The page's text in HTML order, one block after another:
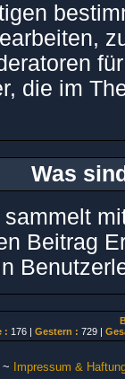
die im
Was
Beitrag
: 176 | Gestern : 729 |
~ Impressum &